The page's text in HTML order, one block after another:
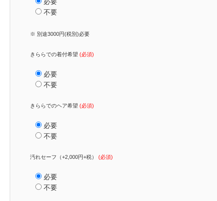
不要
※ 別途3000円(税別)必要
きららでの着付希望 (必須)
必要
不要
きららでのヘア希望 (必須)
必要
不要
汚れセーフ（+2,000円+税） (必須)
必要
不要